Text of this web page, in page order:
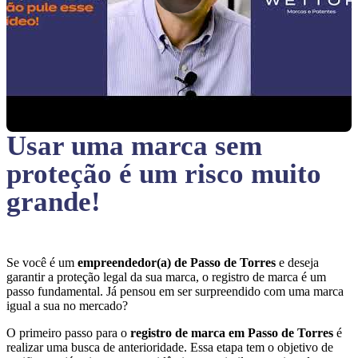
Usar uma marca sem
proteção é um risco muito
grande!
Se você é um empreendedor(a) de Passo de Torres e deseja
garantir a proteção legal da sua marca, o registro de marca é um
passo fundamental. Já pensou em ser surpreendido com uma marca
igual a sua no mercado?
O primeiro passo para o registro de marca em Passo de Torres é
realizar uma busca de anterioridade. Essa etapa tem o objetivo de